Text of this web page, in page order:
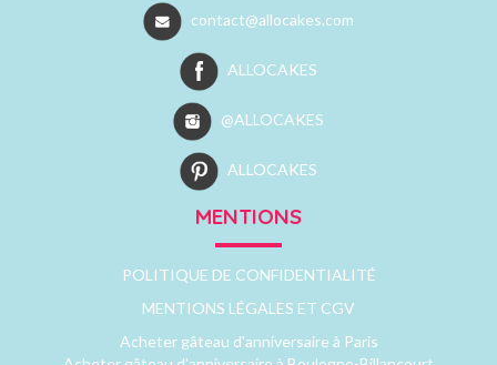
contact@allocakes.com
ALLOCAKES
@ALLOCAKES
ALLOCAKES
MENTIONS
POLITIQUE DE CONFIDENTIALITÉ
MENTIONS LÉGALES ET CGV
Acheter gâteau d'anniversaire à Paris